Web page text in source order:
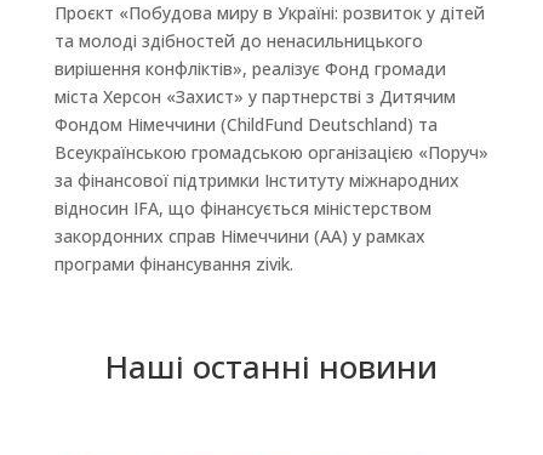
Проєкт «Побудова миру в Україні: розвиток у дітей
та молоді здібностей до ненасильницького
вирішення конфліктів», реалізує Фонд громади
міста Херсон «Захист» у партнерстві з Дитячим
Фондом Німеччини (ChildFund Deutsсhland) та
Всеукраїнською громадською організацією «Поруч»
за фінансової підтримки Інституту міжнародних
відносин IFA, що фінансується міністерством
закордонних справ Німеччини (АА) у рамках
програми фінансування zivik.
Наші останні новини